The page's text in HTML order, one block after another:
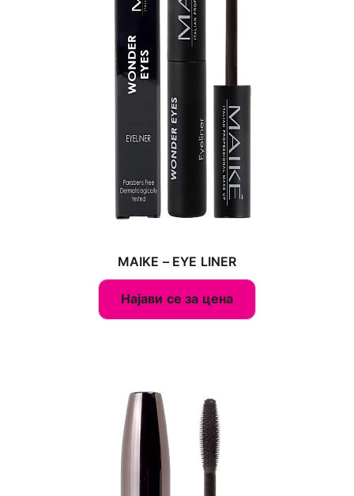
MAIKE – EYE LINER
Најави се за цена